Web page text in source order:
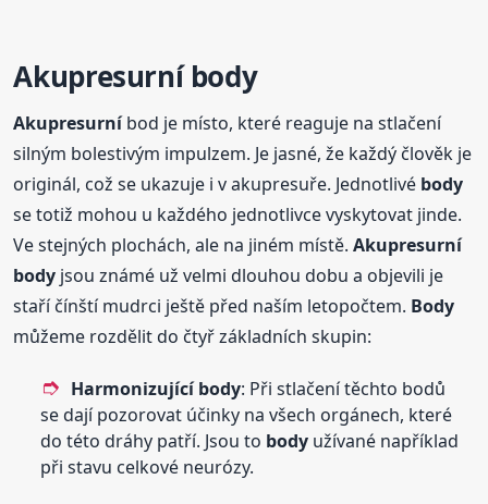
Akupresurní body
Akupresurníbod je místo, které reaguje na stlačení
silným bolestivým impulzem. Je jasné, že každý člověk je
originál, což se ukazuje i v akupresuře. Jednotlivé body
se totiž mohou u každého jednotlivce vyskytovat jinde.
Ve stejných plochách, ale na jiném místě.Akupresurní
body jsou známé už velmi dlouhou dobu a objevili je
staří čínští mudrci ještě před naším letopočtem. Body
můžeme rozdělit do čtyř základních skupin:
Harmonizujícíbody: Při stlačení těchto bodů
se dají pozorovat účinky na všech orgánech, které
do této dráhy patří. Jsou to body užívané například
při stavu celkové neurózy.